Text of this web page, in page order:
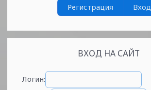
Регистрация Вход
ВХОД НА САЙТ
Логин: